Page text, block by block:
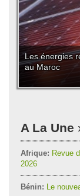
Les énergies
au Maroc
A La Une
Afrique: Revue
2026
Bénin: Le